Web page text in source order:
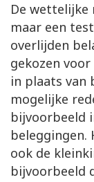
De wettelijke
maar een
overlijden
gekozen
in plaats van
mogelijke
bijvoorbeeld
beleggingen.
ook de
bijvoorbeeld